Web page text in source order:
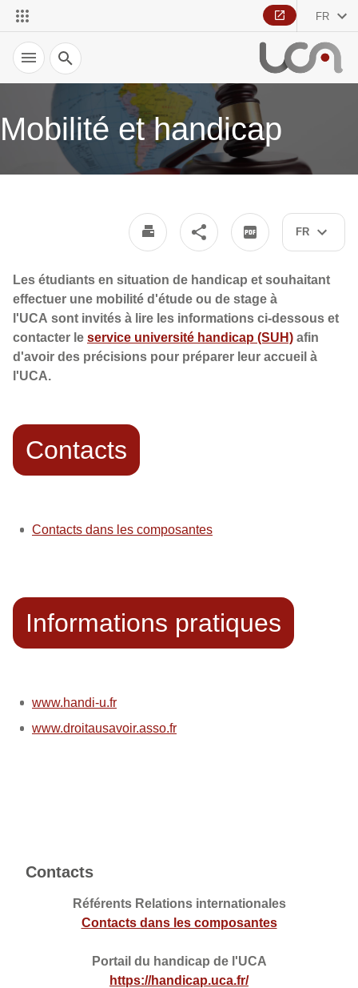
FR
Recherche
Mobilité et handicap
FR
Les étudiants en situation de handicap et souhaitant
effectuer une mobilité d'étude ou de stage à
l'UCA sont invités à lire les informations ci-dessous et
contacter le service université handicap (SUH) afin
d'avoir des précisions pour préparer leur accueil à
l'UCA.
Contacts
Contacts dans les composantes
Informations pratiques
www.handi-u.fr
www.droitausavoir.asso.fr
Contacts
Référents Relations internationales
Contacts dans les composantes
Portail du handicap de l'UCA
https://handicap.uca.fr/